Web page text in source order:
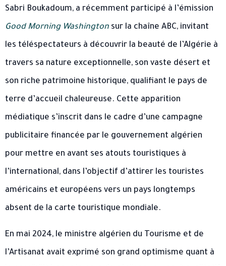
Sabri Boukadoum, a récemment participé à l’émission
Good Morning Washington sur la chaîne ABC, invitant
les téléspectateurs à découvrir la beauté de l’Algérie à
travers sa nature exceptionnelle, son vaste désert et
son riche patrimoine historique, qualifiant le pays de
terre d’accueil chaleureuse. Cette apparition
médiatique s’inscrit dans le cadre d’une campagne
publicitaire financée par le gouvernement algérien
pour mettre en avant ses atouts touristiques à
l’international, dans l’objectif d’attirer les touristes
américains et européens vers un pays longtemps
absent de la carte touristique mondiale.
En mai 2024, le ministre algérien du Tourisme et de
l’Artisanat avait exprimé son grand optimisme quant à